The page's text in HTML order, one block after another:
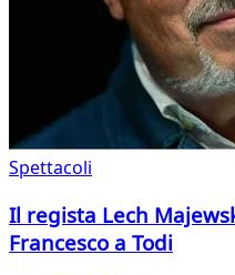
Spettacoli
Il regista Lech
Francesco a Todi